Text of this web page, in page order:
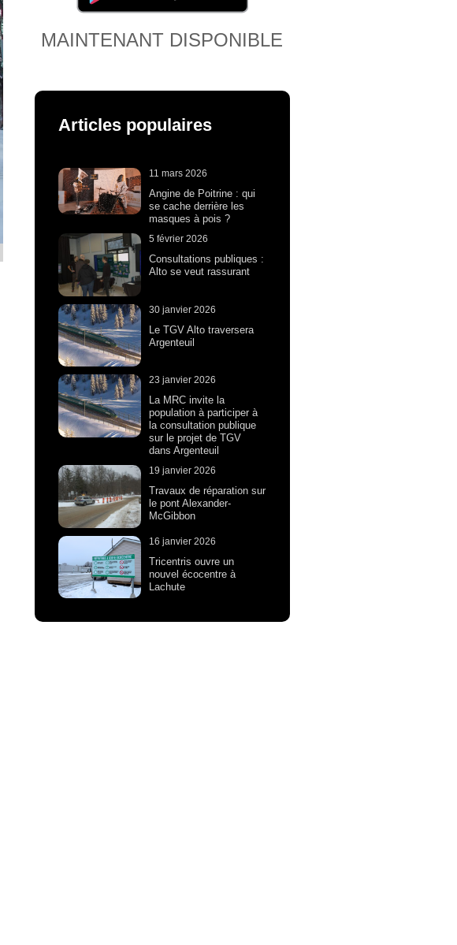
MAINTENANT DISPONIBLE
Articles populaires
11 mars 2026
Angine de Poitrine : qui
se cache derrière les
masques à pois ?
5 février 2026
Consultations publiques :
Alto se veut rassurant
30 janvier 2026
Le TGV Alto traversera
Argenteuil
23 janvier 2026
La MRC invite la
population à participer à
la consultation publique
sur le projet de TGV
dans Argenteuil
19 janvier 2026
Travaux de réparation sur
le pont Alexander-
McGibbon
16 janvier 2026
Tricentris ouvre un
nouvel écocentre à
Lachute